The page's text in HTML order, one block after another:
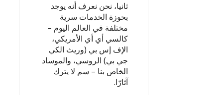
ثانيا، نحن نعرف أنه يوجد
بحوزة الخدمات سرية
مختلفة في العالم اليوم –
كالسي أي أي الأمريكي،
الإف إس بي (وريث الكي
جي بي) الروسي، والموساد
الخاص بنا – سم لا يترك
آثارّا.